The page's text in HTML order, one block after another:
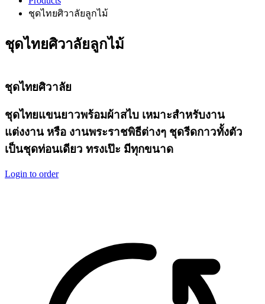
ชุดไทยศิวาลัยลูกไม้
ชุดไทยศิวาลัยลูกไม้
ชุดไทยศิวาลัย
ชุดไทยแขนยาวพร้อมผ้าสไบ เหมาะสำหรับงาน
แต่งงาน หรือ งานพระราชพิธีต่างๆ ชุดรีดกาวทั้งตัว
เป็นชุดท่อนเดียว ทรงเป๊ะ มีทุกขนาด
Login to order